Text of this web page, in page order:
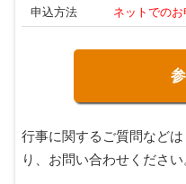
申込方法
ネットでの
行事に関するご質問などは
り、お問い合わせください